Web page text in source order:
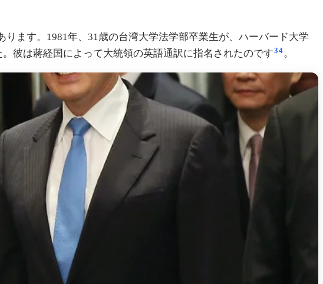
ます。1981年、31歳の台湾大学法学部卒業生が、ハーバード大学
彼は蔣経国によって大統領の英語通訳に指名されたのです34。